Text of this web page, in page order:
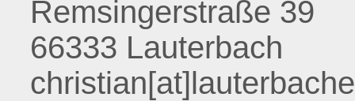
Remsingerstraße 39
66333 Lauterbach